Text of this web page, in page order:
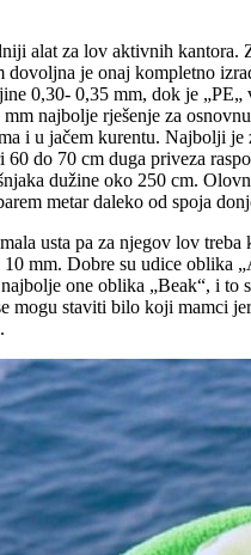
alat za lov aktivnih kantora.
dovoljna je onaj kompletno
0,30- 0,35 mm, dok je „PE„
najbolje rješenje za
i u jačem kurentu. Najbolji je
60 do 70 cm duga priveza
dužine oko 250 cm.
metar daleko od spoja
usta pa za njegov lov treba
mm. Dobre su udice oblika
one oblika „Beak“, i to
mogu staviti bilo koji mamci